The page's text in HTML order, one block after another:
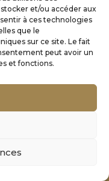
et/ou accéder aux
à ces technologies
que le
sur ce site. Le fait
peut avoir un
et fonctions.